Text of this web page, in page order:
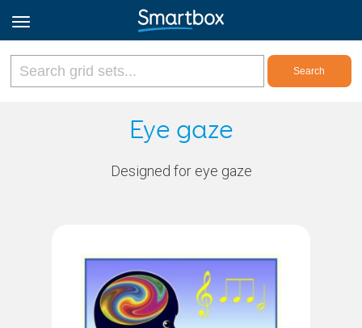
Online Grids
Log in
English
Eye gaze
Designed for eye gaze